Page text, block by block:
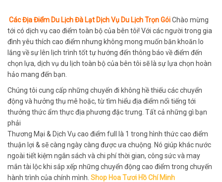
Các Địa Điểm Du Lịch Đà Lạt Dịch Vụ Du Lịch Trọn GóiChào mừng
tới có dịch vụ cao điểm toàn bộ của bên tôi! Với các người trong gia
đình yêu thích cao điểm nhưng không mong muốn băn khoăn lo
lắng về sự lên lịch trình tốt tự hướng đến thông báo về điểm đến
chọn lựa, dịch vụ du lịch toàn bộ của bên tôi sẽ là sự lựa chọn hoàn
hảo mang đến bạn.
Chúng tôi cung cấp những chuyến đi không hề thiếu các chuyển
động và hưởng thụ mê hoặc, từ tìm hiểu địa điểm nổi tiếng tới
thưởng thức ẩm thực địa phương đặc trưng. Tất cả những gì bạn
phải
Thương Mại & Dịch Vụ cao điểm full là 1 trong hình thức cao điểm
thuận lợi & sẽ càng ngày càng được ưa chuộng. Nó giúp khác nước
ngoài tiết kiệm ngân sách và chi phí thời gian, công sức và may
mắn tài lộc khi sắp xếp những chuyển động cao điểm trong chuyến
hành trình của chính mình. Shop Hoa Tươi Hồ Chí Minh